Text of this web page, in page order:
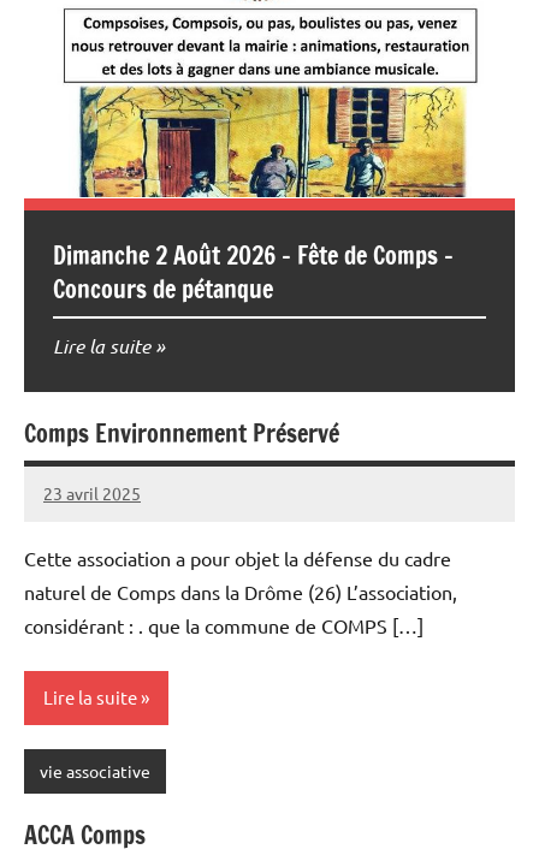
Dimanche 2 Août 2026 – Fête de Comps –
Concours de pétanque
Lire la suite
Comps Environnement Préservé
23 avril 2025
Sylviane
Aucun
Cette association a pour objet la défense du cadre
naturel de Comps dans la Drôme (26) L’association,
considérant : . que la commune de COMPS […]
Lire la suite
vie associative
ACCA Comps